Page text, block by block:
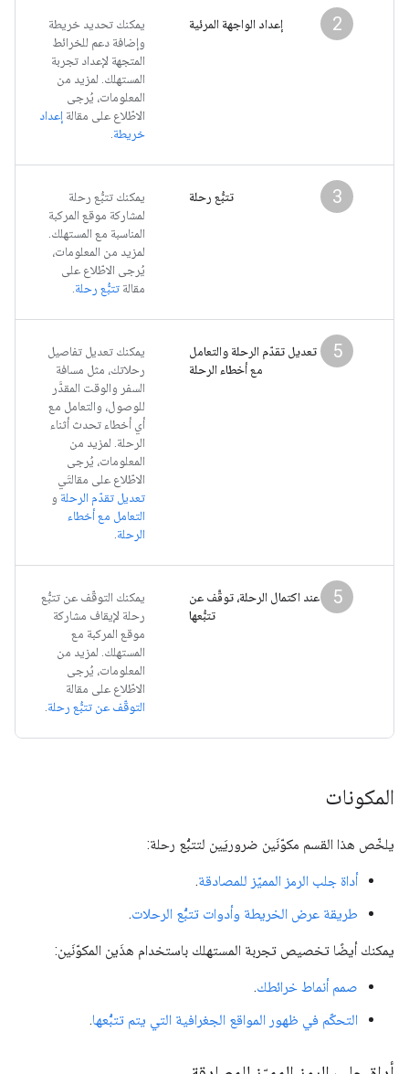
2 إعداد الواجهة المرئية
يمكنك تحديد خريطة
وإضافة دعم للخرائط
المتجهة لإعداد تجربة
المستهلك. لمزيد من
المعلومات، يُرجى
الاطّلاع على مقالة إعداد
خريطة
3 تتبُّع رحلة
يمكنك تتبُّع رحلة
لمشاركة موقع المركبة
المناسبة مع المستهلك.
لمزيد من المعلومات،
يُرجى الاطّلاع على
مقالة تتبُّع رحلة
5
تعديل تقدّم الرحلة والتعامل
مع أخطاء الرحلة
يمكنك تعديل تفاصيل
رحلاتك، مثل مسافة
السفر والوقت المقدَّر
للوصول، والتعامل مع
أي أخطاء تحدث أثناء
الرحلة. لمزيد من
المعلومات، يُرجى
الاطّلاع على مقالتَي
تعديل تقدّم الرحلة و
التعامل مع أخطاء
الرحلة
5
عند اكتمال الرحلة، توقَّف عن
تتبُّعها
يمكنك التوقّف عن تتبُّع
رحلة لإيقاف مشاركة
موقع المركبة مع
المستهلك. لمزيد من
المعلومات، يُرجى
الاطّلاع على مقالة
التوقّف عن تتبُّع رحلة
المكونات
يلخّص هذا القسم مكوّنَين ضروريَين لتتبُّع رحلة:
أداة جلب الرمز المميّز للمصادقة.
طريقة عرض الخريطة وأدوات تتبُّع الرحلات.
يمكنك أيضًا تخصيص تجربة المستهلك باستخدام هذَين المكوّنَين:
صمم أنماط خرائطك.
التحكّم في ظهور المواقع الجغرافية التي يتم تتبُّعها.